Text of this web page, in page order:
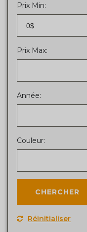
Prix Min:
0$
Prix Max:
Année:
Couleur:
Réinitialiser